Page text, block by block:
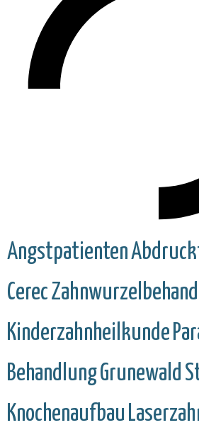
Angstpatienten
Cerec
Kinderzahnheilkunde
BehandlungGrunewald
Knochenaufbau